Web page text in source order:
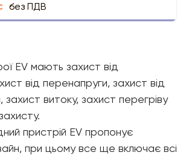
без ПДВ
EV мають захист від
від перенапруги, захист від
захист витоку, захист перегріву
пристрій EV пропонує
при цьому все ще включає всі